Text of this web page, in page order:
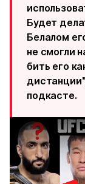
Будет
Белалом
не смогли
бить его
подкасте.